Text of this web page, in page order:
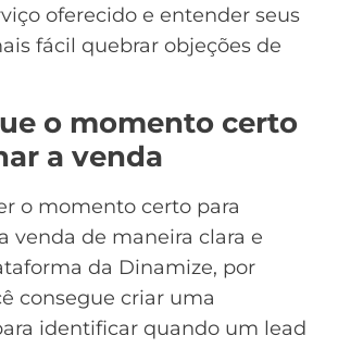
oferecido e entender seus
fácil quebrar objeções de
o momento certo
a venda
o momento certo para
venda de maneira clara e
da Dinamize, por
consegue criar uma
identificar quando um lead